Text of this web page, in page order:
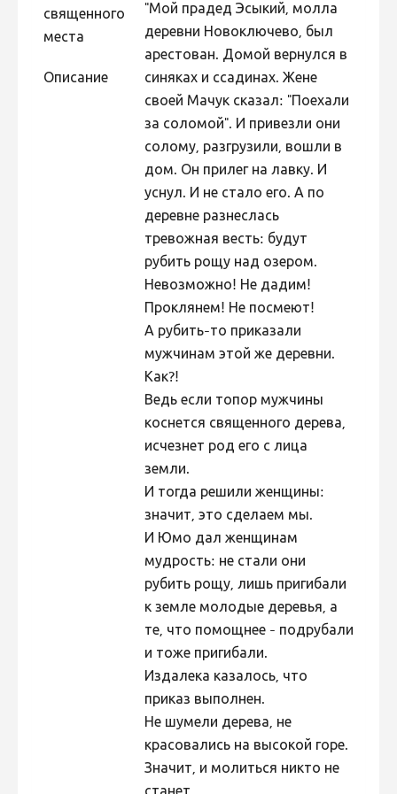
Фотоконкурс 2017
Фотоконкурс 2016
Фотоконкурс 2015
Фотоконкурс 2013
Фотоконкурс 2012
Фотоконкурс 2011
Фотоконкурс 2010
Фотоконкурс 2009
священного
места
Описание
"Мой прадед Эсыкий, молла
деревни Новоключево, был
арестован. Домой вернулся в
синяках и ссадинах. Жене
своей Мачук сказал: "Поехали
за соломой". И привезли они
солому, разгрузили, вошли в
дом. Он прилег на лавку. И
уснул. И не стало его. А по
деревне разнеслась
тревожная весть: будут
рубить рощу над озером.
Невозможно! Не дадим!
Проклянем! Не посмеют!
А рубить-то приказали
мужчинам этой же деревни.
Как?!
Ведь если топор мужчины
коснется священного дерева,
исчезнет род его с лица
земли.
И тогда решили женщины:
значит, это сделаем мы.
И Юмо дал женщинам
мудрость: не стали они
рубить рощу, лишь пригибали
к земле молодые деревья, а
те, что помощнее - подрубали
и тоже пригибали.
Издалека казалось, что
приказ выполнен.
Не шумели дерева, не
красовались на высокой горе.
Значит, и молиться никто не